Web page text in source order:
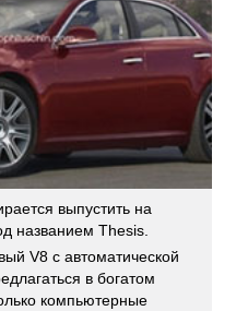
выпустить на
названием Thesis.
V8 с автоматической
в богатом
компьютерные